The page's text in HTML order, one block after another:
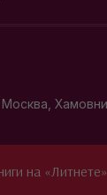
на «Литнете»